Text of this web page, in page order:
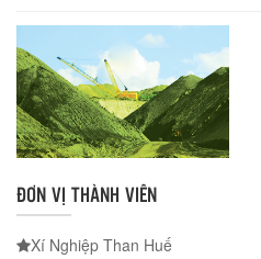
ĐƠN VỊ THÀNH VIÊN
Xí Nghiệp Than Huế